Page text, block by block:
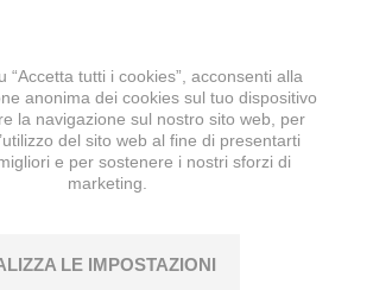
“Accetta tutti i cookies”, acconsenti alla
anonima dei cookies sul tuo dispositivo
la navigazione sul nostro sito web, per
del sito web al fine di presentarti
e per sostenere i nostri sforzi di
marketing.
LE IMPOSTAZIONI